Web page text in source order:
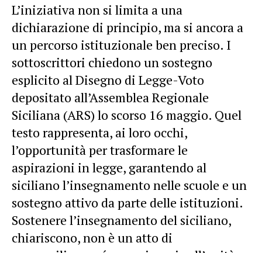
L’iniziativa non si limita a una
dichiarazione di principio, ma si ancora a
un percorso istituzionale ben preciso. I
sottoscrittori chiedono un sostegno
esplicito al Disegno di Legge-Voto
depositato all’Assemblea Regionale
Siciliana (ARS) lo scorso 16 maggio. Quel
testo rappresenta, ai loro occhi,
l’opportunità per trasformare le
aspirazioni in legge, garantendo al
siciliano l’insegnamento nelle scuole e un
sostegno attivo da parte delle istituzioni.
Sostenere l’insegnamento del siciliano,
chiariscono, non è un atto di